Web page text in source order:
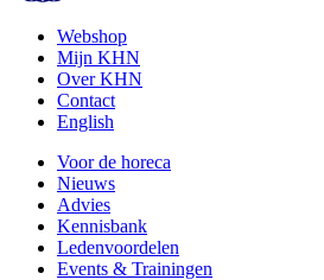
Webshop
Mijn KHN
Over KHN
Contact
English
Voor de horeca
Nieuws
Advies
Kennisbank
Ledenvoordelen
Events & Trainingen